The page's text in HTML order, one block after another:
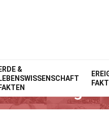
ERDE &
LEBENSWISSENSCHAFT
FAKTEN
Fakten Fakten